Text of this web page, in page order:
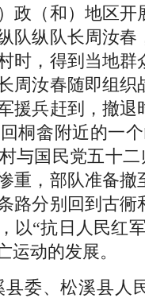
政（和）地区开
队纵队长周汝春
时，得到当地群
周汝春随即组织
援兵赶到，撤退
桐畲附近的一
与国民党五十
重，部队准备撤
路分别回到古衕
以“抗日人民红
运动的发展。
县委、松溪县人